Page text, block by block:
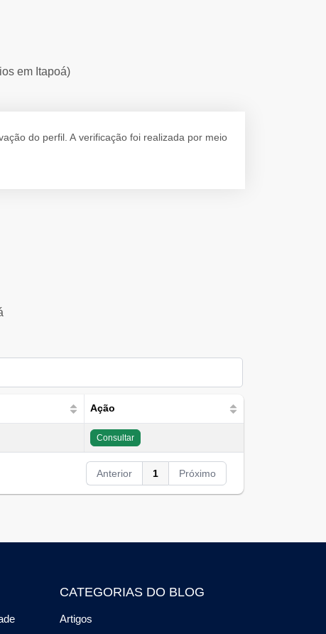
em Itapoá)
do perfil. A verificação foi realizada por meio
Ação
Consultar
Anterior 1 Próximo
CATEGORIAS DO BLOG
Artigos